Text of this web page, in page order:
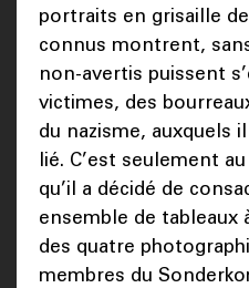
portraits en grisaille
connus montrent,
non-avertis puissent
victimes, des
du nazisme, auxquels
lié. C’est seulement
qu’il a décidé de
ensemble de tableaux
des quatre
membres du